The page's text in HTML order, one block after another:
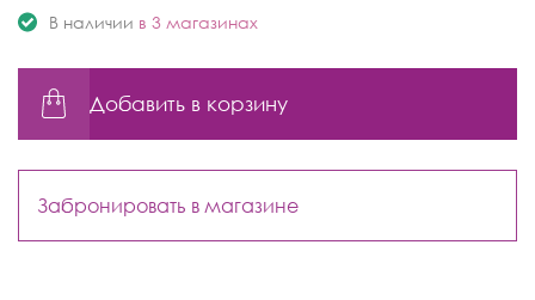
В наличии в 3 магазинах
Добавить в корзину
Забронировать в магазине